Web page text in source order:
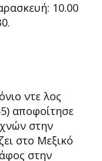
10.00
ντε λος
αποφοίτησε
στην
στο Μεξικό
στην